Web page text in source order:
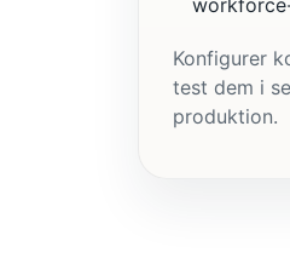
Konfigurer
test dem i
produktion.